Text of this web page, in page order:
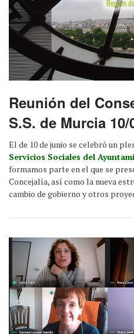
Reunión del
S.S. de Murcia 10/
El de 10 de junio se celebró un
Servicios Sociales del
formamos parte en el que se
Concejalía, así como la nueva
cambio de gobierno y otros